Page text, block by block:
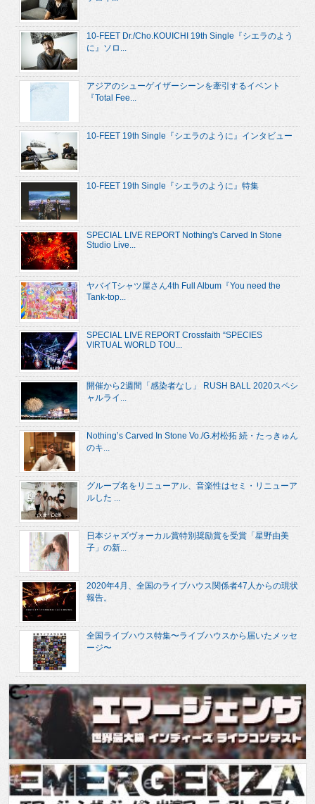
10-FEET Dr./Cho.KOUICHI 19th Single『シエラのよう
に』ソロ...
アジアのシューゲイザーシーンを牽引するイベント
『Total Fee...
10-FEET 19th Single『シエラのように』インタビュー
10-FEET 19th Single『シエラのように』特集
SPECIAL LIVE REPORT Nothing's Carved In Stone
Studio Live...
ヤバイTシャツ屋さん4th Full Album『You need the
Tank-top...
SPECIAL LIVE REPORT Crossfaith “SPECIES
VIRTUAL WORLD TOU...
開催から2週間「感染者なし」 RUSH BALL 2020スペシ
ャルライ...
Nothing’s Carved In Stone Vo./G.村松拓 続・たっきゅん
のキ...
グループ名をリニューアル、音楽性はセミ・リニューア
ルした ...
日本ジャズヴォーカル賞特別奨励賞を受賞「星野由美
子」の新...
2020年4月、全国のライブハウス関係者47人からの現状
報告。
全国ライブハウス特集〜ライブハウスから届いたメッセ
ージ〜